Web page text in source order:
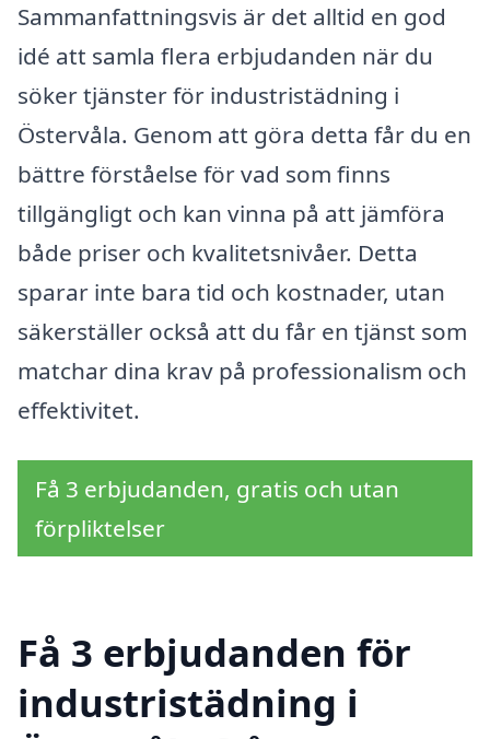
Sammanfattningsvis är det alltid en god
idé att samla flera erbjudanden när du
söker tjänster för industristädning i
Östervåla. Genom att göra detta får du en
bättre förståelse för vad som finns
tillgängligt och kan vinna på att jämföra
både priser och kvalitetsnivåer. Detta
sparar inte bara tid och kostnader, utan
säkerställer också att du får en tjänst som
matchar dina krav på professionalism och
effektivitet.
Få 3 erbjudanden, gratis och utan
förpliktelser
Få 3 erbjudanden för
industristädning i